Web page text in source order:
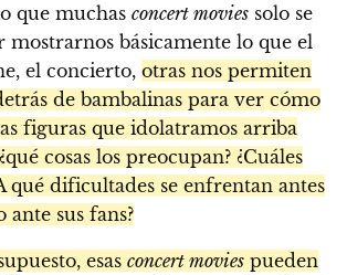
que muchas concert movies solo se
básicamente lo que el
el concierto, otras nos permiten
de bambalinas para ver cómo
figuras que idolatramos arriba
cosas los preocupan? ¿Cuáles
qué dificultades se enfrentan antes
sus fans?
esas concert movies pueden